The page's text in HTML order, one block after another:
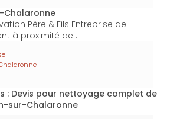
Père & Fils Entreprise de
à proximité de :
: Devis pour nettoyage complet de
sur-Chalaronne